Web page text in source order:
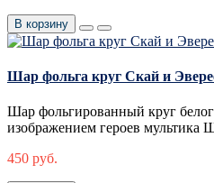
В корзину
Шар фольга круг Скай и
Шар фольгированный круг
изображением героев мультика
450 руб.